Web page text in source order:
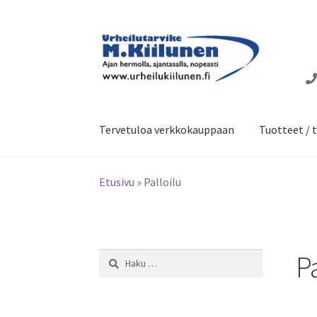
Siirry
navigointiin
Siirry
sisältöön
Tervetuloa verkkokauppaan Tuotteet /
Etusivu » Palloilu
Haku: